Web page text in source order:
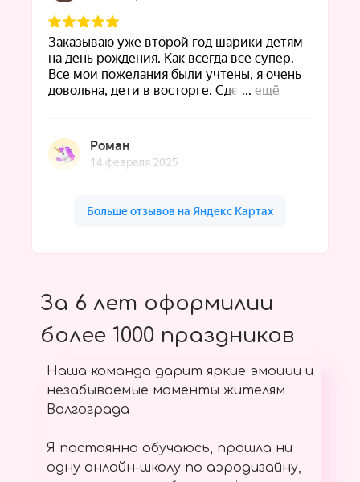
За 6 лет оформилии
более 1000 праздников
Наша команда дарит яркие эмоции и
незабываемые моменты жителям
Волгограда
Я постоянно обучаюсь, прошла ни
одну онлайн-школу по аэродизайну,